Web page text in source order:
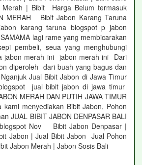
Merah | Bibit Harga Belum termasuk
MERAH Bibit Jabon Karang Taruna
karang taruna blogspot p jabon
lagi rame yang membicarakan
pembeli, seua yang menghubungi
jabon merah ini jabon merah ini Dari
diperoleh dari buah yang bagus dan
Jual Bibit Jabon di Jawa Timur
jual bibit jabon di jawa timur
MERAH DAN PUTIH JAWA TIMUR
menyediakan Bibit Jabon, Pohon
JUAL BIBIT JABON DENPASAR BALI
blogspot Nov Bibit Jabon Denpasar |
Jabon | Jual Bibit Jabon Jual Pohon
Jabon Merah | Jabon Sosis Bali